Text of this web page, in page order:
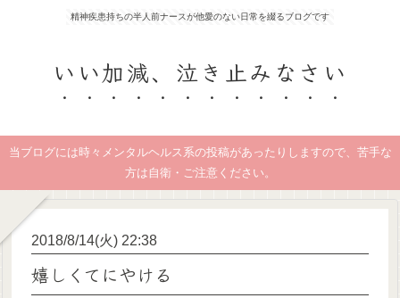
精神疾患持ちの半人前ナースが他愛のない日常を綴るブログです
いい加減、泣き止みなさい
当ブログには時々メンタルヘルス系の投稿があったりしますので、苦手な
方は自衛・ご注意ください。
2018/8/14(火) 22:38
嬉しくてにやける